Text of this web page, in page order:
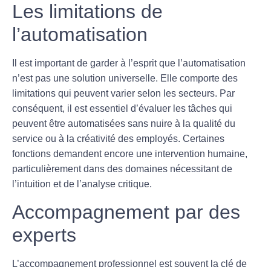
Les limitations de
l’automatisation
Il est important de garder à l’esprit que l’automatisation
n’est pas une solution universelle. Elle comporte des
limitations qui peuvent varier selon les secteurs. Par
conséquent, il est essentiel d’évaluer les tâches qui
peuvent être automatisées sans nuire à la qualité du
service ou à la créativité des employés. Certaines
fonctions demandent encore une intervention humaine,
particulièrement dans des domaines nécessitant de
l’intuition et de l’analyse critique.
Accompagnement par des
experts
L’accompagnement professionnel est souvent la clé de